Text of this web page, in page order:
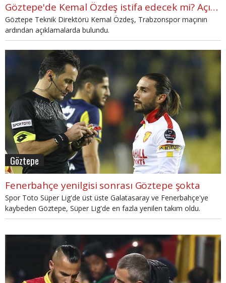
Göztepe'de Kemal Özdeş istifa edecek mi? Açıklama geldi
Göztepe Teknik Direktörü Kemal Özdeş, Trabzonspor maçının
ardından açıklamalarda bulundu.
Göztepe
Fenerbahçe yenilgisi sonrası Göztepe şokta
Spor Toto Süper Lig'de üst üste Galatasaray ve Fenerbahçe'ye
kaybeden Göztepe, Süper Lig'de en fazla yenilen takım oldu.